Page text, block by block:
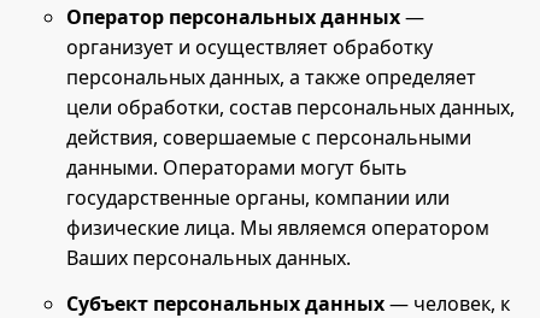
Оператор персональных данных—
организует и осуществляет обработку
персональных данных, а также определяет
цели обработки, состав персональных данных,
действия, совершаемые с персональными
данными. Операторами могут быть
государственные органы, компании или
физические лица. Мы являемся оператором
Ваших персональных данных.
Субъект персональных данных— человек, к